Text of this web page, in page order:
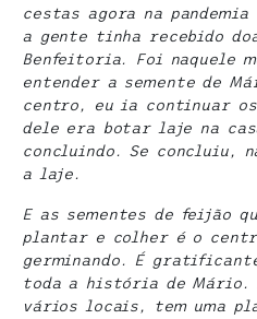
cestas agora na
a gente tinha recebido
Benfeitoria. Foi naquele
entender a semente de
centro, eu ia continuar os
dele era botar laje na
concluindo. Se concluiu,
a laje.
E as sementes de feijão
plantar e colher é o
germinando. É
toda a história de Mário.
vários locais, tem uma